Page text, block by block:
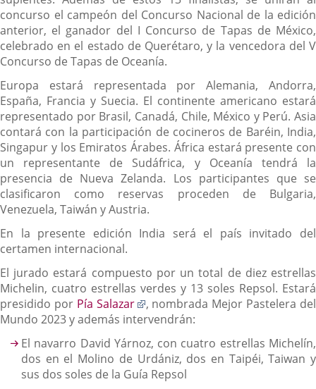
concurso el campeón del Concurso Nacional de la edición
anterior, el ganador del I Concurso de Tapas de México,
celebrado en el estado de Querétaro, y la vencedora del V
Concurso de Tapas de Oceanía.
Europa estará representada por Alemania, Andorra,
España, Francia y Suecia. El continente americano estará
representado por Brasil, Canadá, Chile, México y Perú. Asia
contará con la participación de cocineros de Baréin, India,
Singapur y los Emiratos Árabes. África estará presente con
un representante de Sudáfrica, y Oceanía tendrá la
presencia de Nueva Zelanda. Los participantes que se
clasificaron como reservas proceden de Bulgaria,
Venezuela, Taiwán y Austria.
En la presente edición India será el país invitado del
certamen internacional.
El jurado estará compuesto por un total de diez estrellas
Michelin, cuatro estrellas verdes y 13 soles Repsol. Estará
presidido por Pía Salazar
Enlace
a
aplicación
externa.
, nombrada Mejor Pastelera del
Mundo 2023 y además intervendrán:
El navarro David Yárnoz, con cuatro estrellas Michelín,
dos en el Molino de Urdániz, dos en Taipéi, Taiwan y
sus dos soles de la Guía Repsol